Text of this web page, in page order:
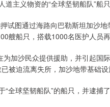
主义物资的“全球坚韧船队”船只
试图通过海路向巴勒斯坦加沙
艘船只，搭载1000名医护人员再
加沙民众提供援助，并引起国
被迫流离失所，加沙地带基础
“全球坚韧船队”的船只，并逮